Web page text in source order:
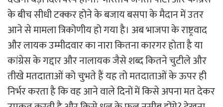
के बीच सीधी टक्कर होने के बजाय बसपा के मैदान में उतर
आने से मामला त्रिकोणीय हो गया है। अब भाजपा के राष्ट्रवाद
और लायक उम्मीदवार का नारा कितना कारगर होता है या
कांग्रेस के गद्दार और नालायक जैसे शब्द कितने चुटीले और
तीखे मतदाताओं को चुभते हैं यह तो मतदाताओं के ऊपर ही
निर्भर करता है कि वह आने वाले दिनों में किसे अपना मत देकर